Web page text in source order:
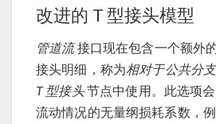
改进的 T 型接头模型
管道流接口现在包含一个额外
接头明细，称为相对于公共分
T 型接头节点中使用。此选项
流动情况的无量纲损耗系数，